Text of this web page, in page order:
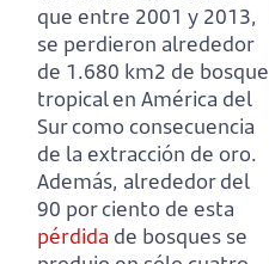
que entre 2001 y 2013,
se perdieron alrededor
de 1.680 km2 de bosque
tropical en América del
Sur como consecuencia
de la extracción de oro.
Además, alrededor del
90 por ciento de esta
pérdida de bosques se